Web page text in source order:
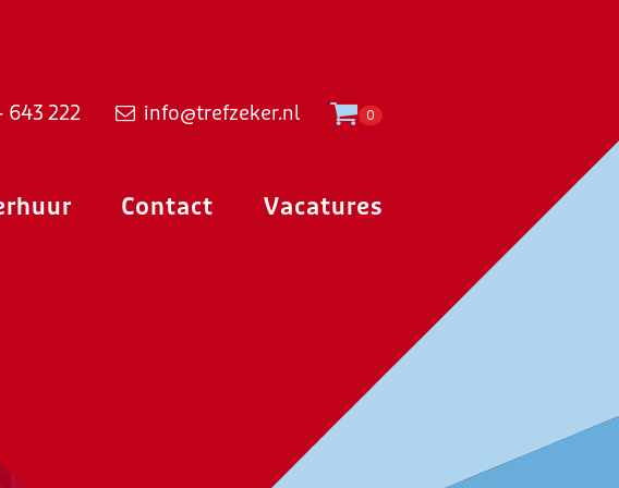
Contact Vacatures
643 222 info@trefzeker.nl 0